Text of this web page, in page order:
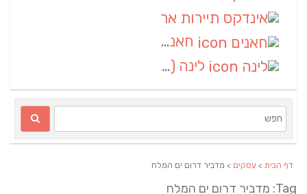
חאנים
לינה (1)
דף הבית > עסקים > מדביר דרום ים המלח
Tag: מדביר דרום ים המלח